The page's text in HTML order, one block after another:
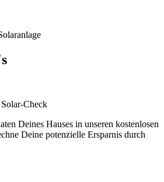
Check
Deines Hauses in unseren kostenlosen
Deine potenzielle Ersparnis durch